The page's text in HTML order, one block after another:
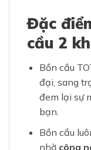
Đặc
cầu 2
Bồn cầu
đại, sang
đem lại sự
bạn.
Bồn cầu
nhờ công